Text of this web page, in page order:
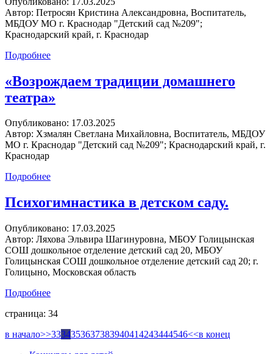
Опубликовано: 17.03.2025
Автор: Петросян Кристина Александровна, Воспитатель,
МБДОУ МО г. Краснодар "Детский сад №209";
Краснодарский край, г. Краснодар
Подробнее
«Возрождаем традиции домашнего
театра»
Опубликовано: 17.03.2025
Автор:Хзмалян Светлана Михайловна, Воспитатель, МБДОУ
МО г. Краснодар "Детский сад №209"; Краснодарский край, г.
Краснодар
Подробнее
Психогимнастика в детском саду.
Опубликовано: 17.03.2025
Автор: Ляхова Эльвира Шагинуровна, МБОУ Голицынская
СОШ дошкольное отделение детский сад 20, МБОУ
Голицынская СОШ дошкольное отделение детский сад 20; г.
Голицыно, Московская область
Подробнее
страница: 34
в начало>>3334353637383940414243444546<<в конец